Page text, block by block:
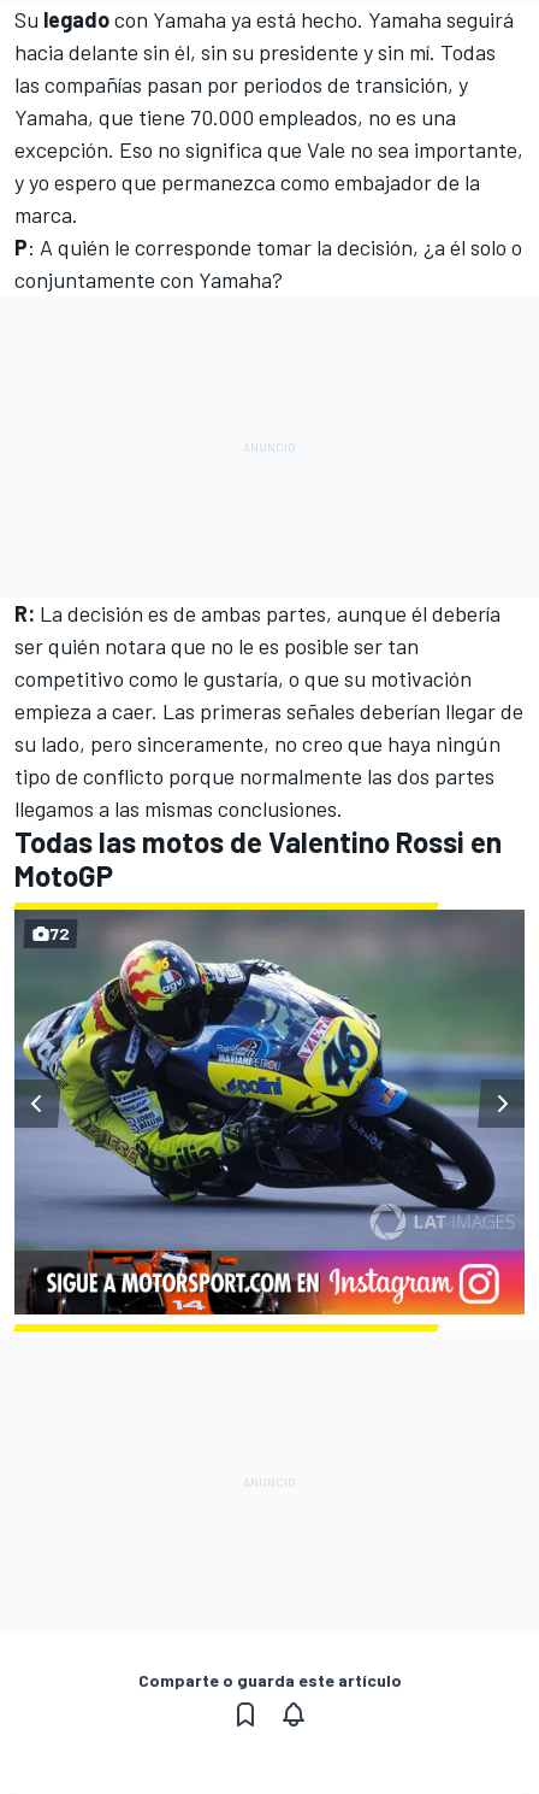
Su legadocon Yamaha ya está hecho. Yamaha seguirá
hacia delante sin él, sin su presidente y sin mí. Todas
las compañías pasan por periodos de transición, y
Yamaha, que tiene 70.000 empleados, no es una
excepción. Eso no significa que Vale no sea importante,
y yo espero que permanezca como embajador de la
marca.
P: A quién le corresponde tomar la decisión, ¿a él solo o
conjuntamente con Yamaha?
R: La decisión es de ambas partes, aunque él debería
ser quién notara que no le es posible ser tan
competitivo como le gustaría, o que su motivación
empieza a caer. Las primeras señales deberían llegar de
su lado, pero sinceramente, no creo que haya ningún
tipo de conflicto porque normalmente las dos partes
llegamos a las mismas conclusiones.
Todas las motos de Valentino Rossi en
MotoGP
72
Comparte o guarda este artículo